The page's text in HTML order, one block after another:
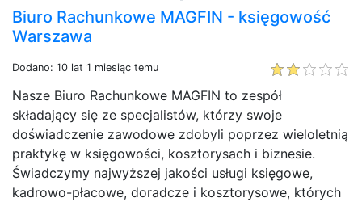
Biuro Rachunkowe MAGFIN - księgowość
Warszawa
Dodano: 10 lat 1 miesiąc temu
Nasze Biuro Rachunkowe MAGFIN to zespół
składający się ze specjalistów, którzy swoje
doświadczenie zawodowe zdobyli poprzez wieloletnią
praktykę w księgowości, kosztorysach i biznesie.
Świadczymy najwyższej jakości usługi księgowe,
kadrowo-płacowe, doradcze i kosztorysowe, których